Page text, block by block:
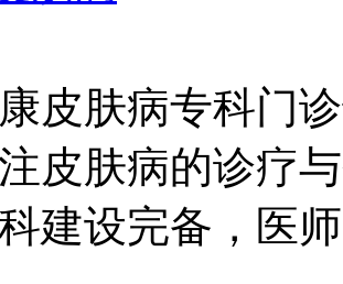
皮肤病专科门
皮肤病的诊疗
建设完备，医